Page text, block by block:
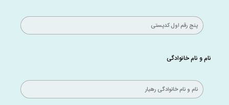
نام و نام خانوادگی